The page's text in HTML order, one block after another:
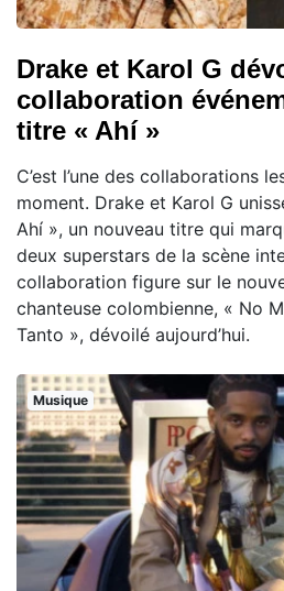
Drake et Karol G
collaboration
titre « Ahí »
C’est l’une des collaborations
moment. Drake et Karol G
Ahí », un nouveau titre qui
deux superstars de la scène
collaboration figure sur le
chanteuse colombienne, « No
Tanto », dévoilé aujourd’hui.
Musique